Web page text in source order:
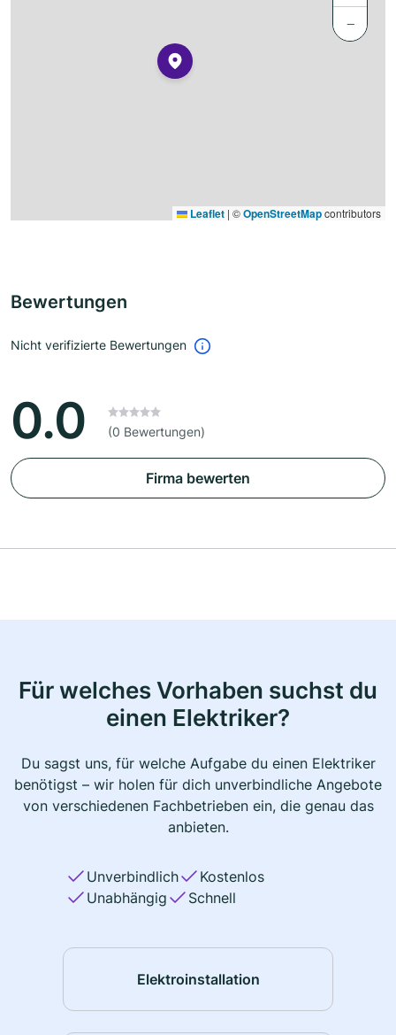
−
Leaflet | ©OpenStreetMapcontributors
Bewertungen
Nicht verifizierte Bewertungen
0.0 (0 Bewertungen)
Firma bewerten
Für welches Vorhaben suchst du
einen Elektriker?
Du sagst uns, für welche Aufgabe du einen Elektriker
benötigst – wir holen für dich unverbindliche Angebote
von verschiedenen Fachbetrieben ein, die genau das
anbieten.
Unverbindlich
Kostenlos
Unabhängig
Schnell
Elektroinstallation